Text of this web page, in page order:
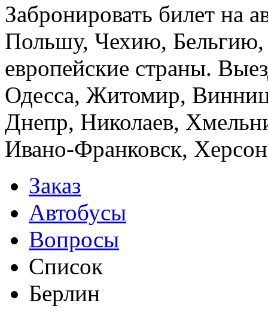
Забронировать билет на
Польшу, Чехию,
европейские страны.
Одесса, Житомир,
Днепр, Николаев,
Ивано-Франковск,
Заказ
Автобусы
Вопросы
Список
Берлин